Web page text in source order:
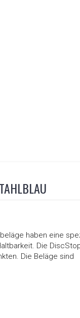
haben eine
Die
Die Beläge sind